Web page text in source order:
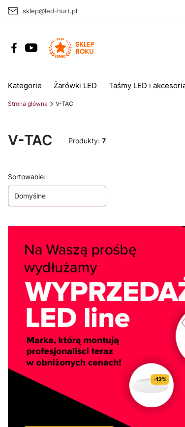
sklep@led-hurt.pl
Kategorie Żarówki LED Taśmy LED i
Strona główna V-TAC
V-TAC Produkty: 7
Lista produktów
Sortowanie:
Domyślne